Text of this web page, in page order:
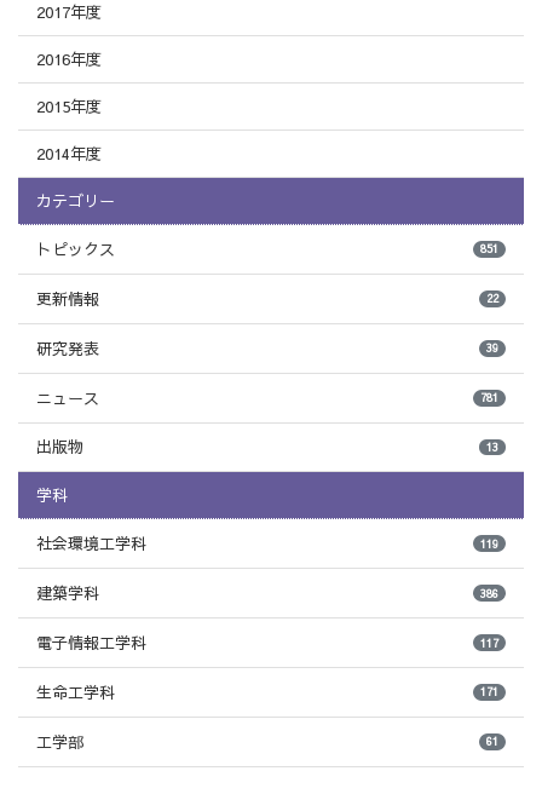
2017年度
2016年度
2015年度
2014年度
カテゴリー
トピックス 851
更新情報 22
研究発表 39
ニュース 781
出版物 13
学科
社会環境工学科 119
建築学科 386
電子情報工学科 117
生命工学科 171
工学部 61